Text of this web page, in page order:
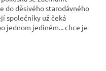
do děsivého starodávného
společníky už čeká
jednom jediném... chce je